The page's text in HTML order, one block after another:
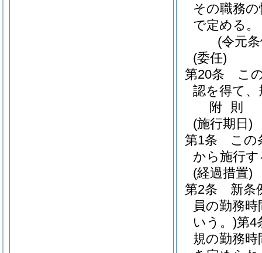
その職務
で定める。
(令元
(委任)
第20条
こ
認を得て
附 則
(施行期日)
第1条
この
から施行
(経過措置)
第2条
新条
員の勤務
いう。)第4
規の勤務